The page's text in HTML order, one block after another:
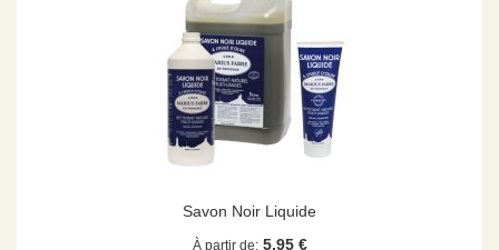
Savon Noir Liquide
À partir de 5,95 €